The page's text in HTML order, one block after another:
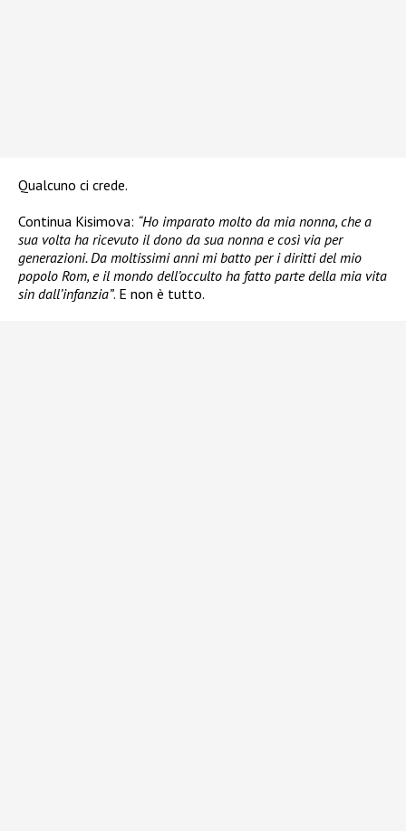
Qualcuno ci crede.
Continua Kisimova: “Ho imparato molto da mia nonna, che a
sua volta ha ricevuto il dono da sua nonna e così via per
generazioni. Da moltissimi anni mi batto per i diritti del mio
popolo Rom, e il mondo dell’occulto ha fatto parte della mia vita
sin dall’infanzia”. E non è tutto.